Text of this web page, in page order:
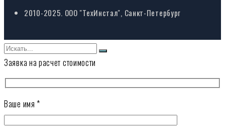
2010-2025. ООО "ТехИнстал", Санкт-Петербург
Заявка на расчет стоимости
Ваше имя *